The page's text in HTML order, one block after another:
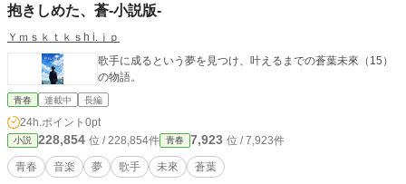
抱きしめた、蒼-小説版-
Ｙｍｓｋｔｋｓh i.ｊｐ
歌手に成るという夢を見つけ、叶えるまでの蒼葉未來（15）
の物語。
青春 連載中 長編
24h.ポイント 0pt
小説 228,854 位 / 228,854件 青春 7,923 位 / 7,923件
青春 音楽 夢 歌手 未來 蒼葉